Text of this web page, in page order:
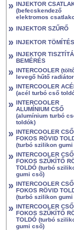
» INJEKTOR
(befecskendező
elektromos
» INJEKTOR SZŰRŐ
» INJEKTOR TÖMÍTÉS
» INJEKTOR
BEMÉRÉS
» INTERCOOLER
levegő hűtő
» INTERCOOLER
(acél turbó cső
» INTERCOOLER
ALUMÍNIUM CSŐ
(alumínium turbó
toldók)
» INTERCOOLER
FOKOS RÖVID
(turbó szilikon gumi
» INTERCOOLER
FOKOS SZŰKÍTŐ
TOLDÓ (turbó
gumi cső)
» INTERCOOLER
FOKOS RÖVID
(turbó szilikon gumi
» INTERCOOLER
FOKOS SZŰKÍTŐ
TOLDÓ (turbó
gumi cső)